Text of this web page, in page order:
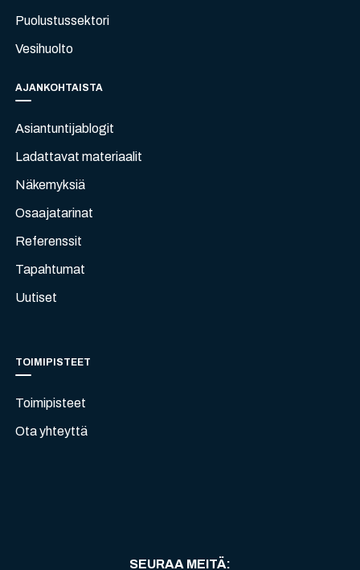
Puolustussektori
Vesihuolto
AJANKOHTAISTA
Asiantuntijablogit
Ladattavat materiaalit
Näkemyksiä
Osaajatarinat
Referenssit
Tapahtumat
Uutiset
TOIMIPISTEET
Toimipisteet
Ota yhteyttä
SEURAA MEITÄ: